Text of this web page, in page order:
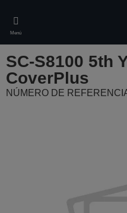
main
content
Menú
SC-S8100 5th
CoverPlus
NÚMERO DE